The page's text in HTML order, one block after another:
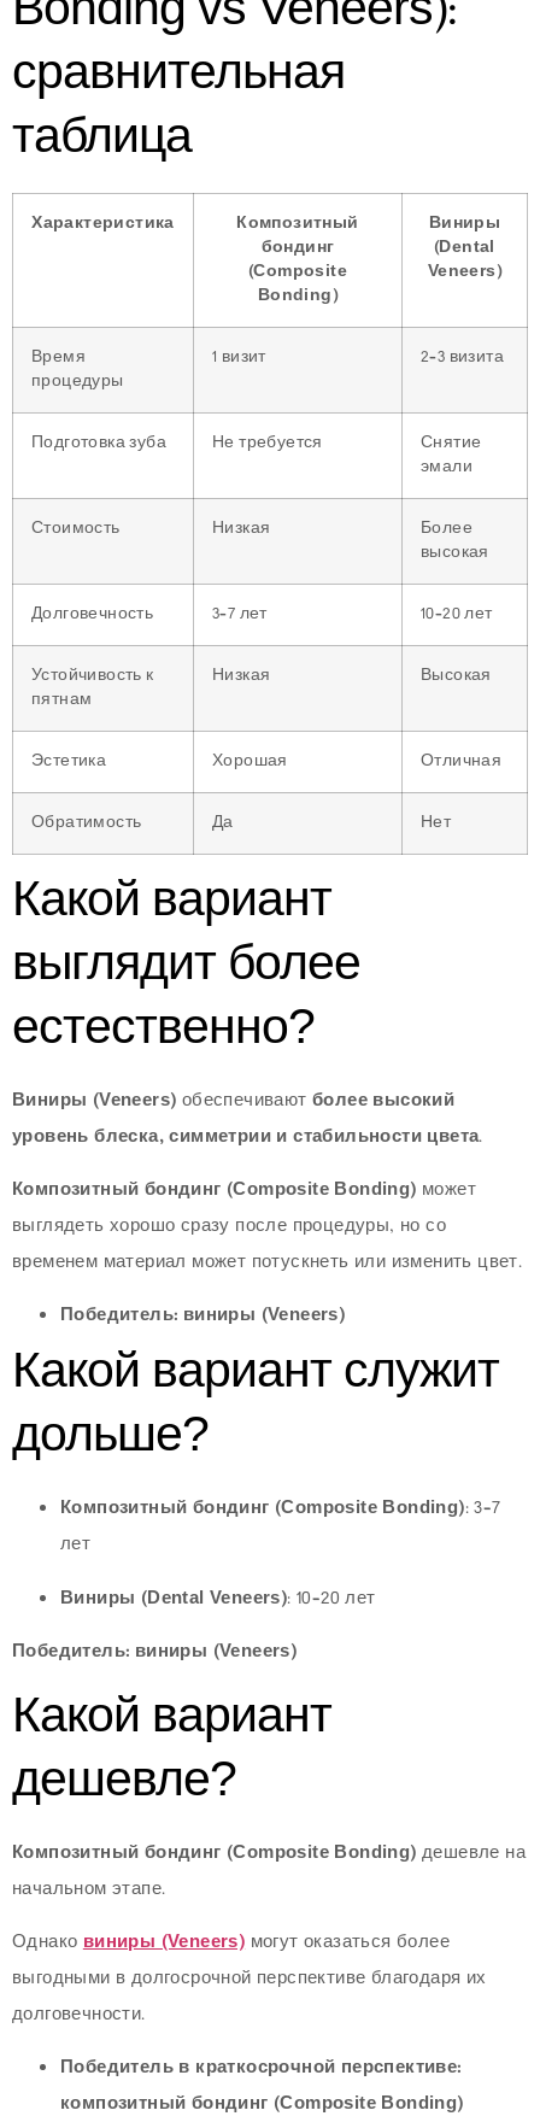
сравнительная
таблица
Характеристика
Композитный
бондинг
(Composite
Bonding)
Виниры
(Dental
Veneers)
Время
процедуры
1 визит 2–3 визита
Подготовка зуба Не требуется
Снятие
эмали
Стоимость Низкая
Более
высокая
Долговечность 3–7 лет 10–20 лет
Устойчивость к
пятнам
Низкая Высокая
Эстетика Хорошая Отличная
Обратимость Да Нет
Какой вариант
выглядит более
естественно?
Виниры (Veneers) обеспечиваютболее высокий
уровень блеска, симметрии и стабильности цвета.
Композитный бондинг (Composite Bonding) может
выглядеть хорошо сразу после процедуры, но со
временем материал может потускнеть или изменить цвет.
Победитель: виниры (Veneers)
Какой вариант служит
дольше?
Композитный бондинг (Composite Bonding): 3–7
лет
Виниры (Dental Veneers): 10–20 лет
Победитель: виниры (Veneers)
Какой вариант
дешевле?
Композитный бондинг (Composite Bonding) дешевле на
начальном этапе.
Однаковиниры (Veneers)могут оказаться более
выгодными в долгосрочной перспективе благодаря их
долговечности.
Победитель в краткосрочной перспективе:
композитный бондинг (Composite Bonding)